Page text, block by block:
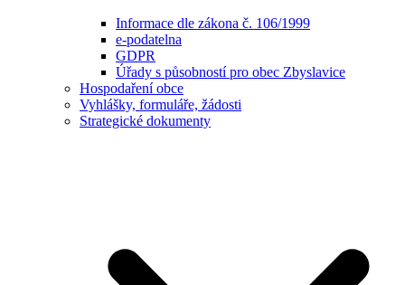
Informace dle zákona č. 106/1999
e-podatelna
GDPR
Úřady s působností pro obec Zbyslavice
Hospodaření obce
Vyhlášky, formuláře, žádosti
Strategické dokumenty